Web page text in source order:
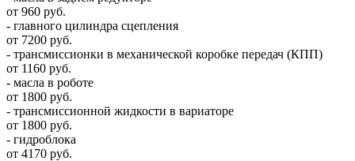
от 960 руб.
- главного цилиндра сцепления
от 7200 руб.
- трансмиссионки в механической коробке передач (КПП)
от 1160 руб.
- масла в роботе
от 1800 руб.
- трансмиссионной жидкости в вариаторе
от 1800 руб.
- гидроблока
от 4170 руб.